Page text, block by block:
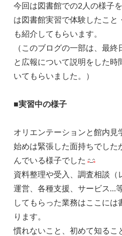
今回は図書館での2人の様子
は図書館実習で体験したこと
も紹介してもらいます。
（このブログの一部は、最
と広報について説明をした
いてもらいました。）
■実習中の様子
オリエンテーションと館内見
始めは緊張した面持ちでした
んでいる様子でした
資料整理や受入、調査相談（
運営、各種支援、サービス…
してもらった業務はここに
ります。
慣れないこと、初めて知るこ